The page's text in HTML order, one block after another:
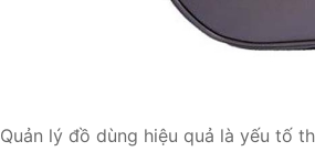
Quản lý đồ dùng hiệu quả là yếu tố